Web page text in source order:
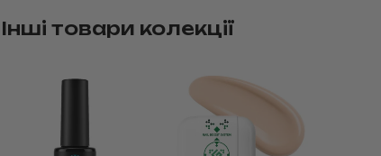
Інші товари колекції